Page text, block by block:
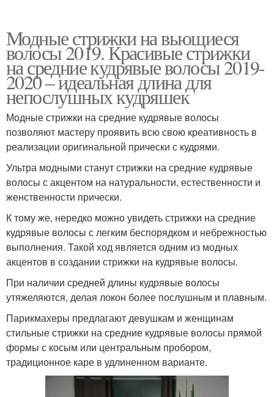
Модные стрижки на вьющиеся
волосы 2019. Красивые стрижки
на средние кудрявые волосы 2019-
2020 – идеальная длина для
непослушных кудряшек
Модные стрижки на средние кудрявые волосы
позволяют мастеру проявить всю свою креативность в
реализации оригинальной прически с кудрями.
Ультра модными станут стрижки на средние кудрявые
волосы с акцентом на натуральности, естественности и
женственности прически.
К тому же, нередко можно увидеть стрижки на средние
кудрявые волосы с легким беспорядком и небрежностью
выполнения. Такой ход является одним из модных
акцентов в создании стрижки на кудрявые волосы.
При наличии средней длины кудрявые волосы
утяжеляются, делая локон более послушным и плавным.
Парикмахеры предлагают девушкам и женщинам
стильные стрижки на средние кудрявые волосы прямой
формы с косым или центральным пробором,
традиционное каре в удлиненном варианте.